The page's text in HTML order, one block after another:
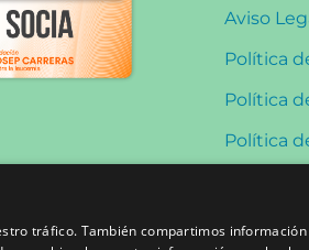
Aviso
Política
Política
Política
tráfico. También compartimos